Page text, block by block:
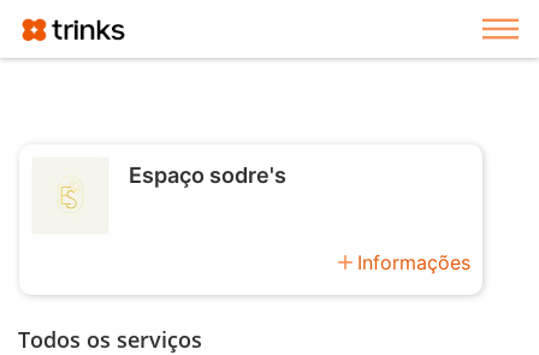
Espaço sodre's
add Informações
Todos os serviços